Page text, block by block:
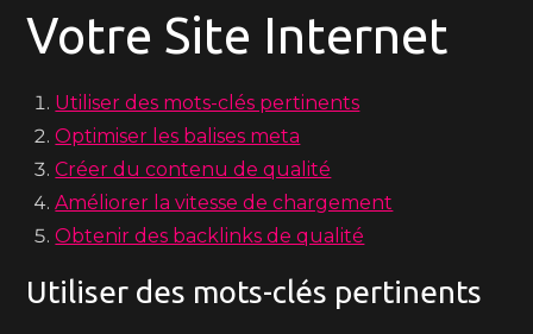
Votre Site Internet
Utiliser des mots-clés pertinents
Optimiser les balises meta
Créer du contenu de qualité
Améliorer la vitesse de chargement
Obtenir des backlinks de qualité
Utiliser des mots-clés pertinents